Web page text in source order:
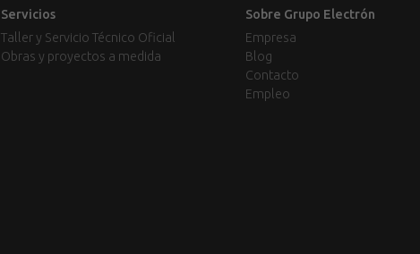
Servicios
Taller y Servicio Técnico Oficial
Obras y proyectos a medida
Sobre Grupo Electrón
Empresa
Blog
Contacto
Empleo